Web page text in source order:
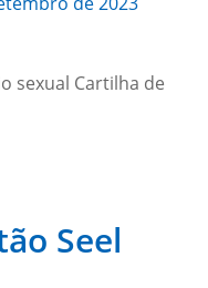
sexual Cartilha de
Seel